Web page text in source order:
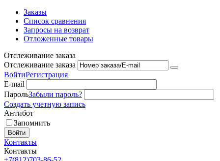
Заказы
Список сравнения
Запросы на возврат
Отложенные товары
Отслеживание заказа
Отслеживание заказа
ВойтиРегистрация
E-mail
ПарольЗабыли пароль?
Создать учетную запись
Антибот
Запомнить
Войти
Контакты
Контакты